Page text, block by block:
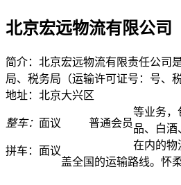
北京宏远物流有限公司
简介：北京宏远物流有限责任公司
局、税务局（运输许可证号：号、
地址：北京大兴区
整车： 面议
拼车： 面议
普通会员
等业务，
品、白酒
在内的物
盖全国的运输路线。怀